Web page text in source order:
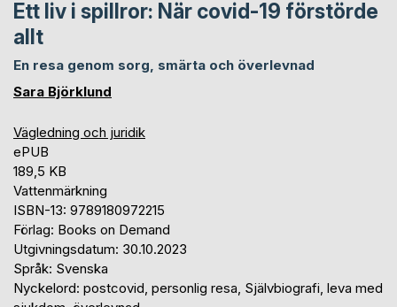
Ett liv i spillror: När covid-19 förstörde
allt
En resa genom sorg, smärta och överlevnad
Sara Björklund
Vägledning och juridik
ePUB
189,5 KB
Vattenmärkning
ISBN-13: 9789180972215
Förlag: Books on Demand
Utgivningsdatum: 30.10.2023
Språk: Svenska
Nyckelord: postcovid, personlig resa, Självbiografi, leva med